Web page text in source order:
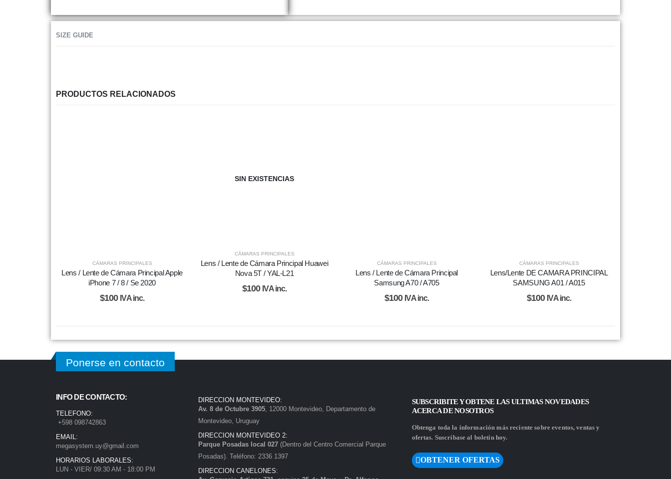
SIZE GUIDE
PRODUCTOS RELACIONADOS
CÁMARAS PRINCIPALES
Lens / Lente de Cámara Principal Apple
iPhone 7 / 8 / Se 2020
$100 IVA inc.
SIN EXISTENCIAS
CÁMARAS PRINCIPALES
Lens / Lente de Cámara Principal Huawei
Nova 5T / YAL-L21
$100 IVA inc.
CÁMARAS PRINCIPALES
Lens / Lente de Cámara Principal
Samsung A70 / A705
$100 IVA inc.
CÁMARAS PRINCIPALES
Lens/Lente DE CAMARA PRINCIPAL
SAMSUNG A01 / A015
$100 IVA inc.
Ponerse en contacto
INFO DE CONTACTO:
TELEFONO:
+598 098742863
EMAIL:
megasystem.uy@gmail.com
HORARIOS LABORALES:
LUN - VIER/ 09:30 AM - 18:00 PM
DIRECCION MONTEVIDEO:
Av. 8 de Octubre 3905 , 12000 Montevideo, Departamento de
Montevideo, Uruguay
DIRECCION MONTEVIDEO 2:
Parque Posadas local 027 (Dentro del Centro Comercial Parque
Posadas). Teléfono: 2336 1397
DIRECCION CANELONES:
SUBSCRIBITE Y OBTENE LAS ULTIMAS NOVEDADES
ACERCA DE NOSOTROS
Obtenga toda la información más reciente sobre eventos, ventas y
ofertas. Suscríbase al boletín hoy.
OBTENER OFERTAS